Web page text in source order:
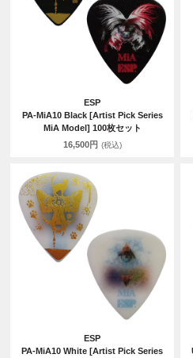
ESP
PA-MiA10 Black [Artist Pick Series
MiA Model] 100枚セット
16,500円 (税込)
ESP
PA-MiA10 White [Artist Pick Series